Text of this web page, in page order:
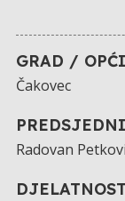
GRAD /
Čakovec
Radovan